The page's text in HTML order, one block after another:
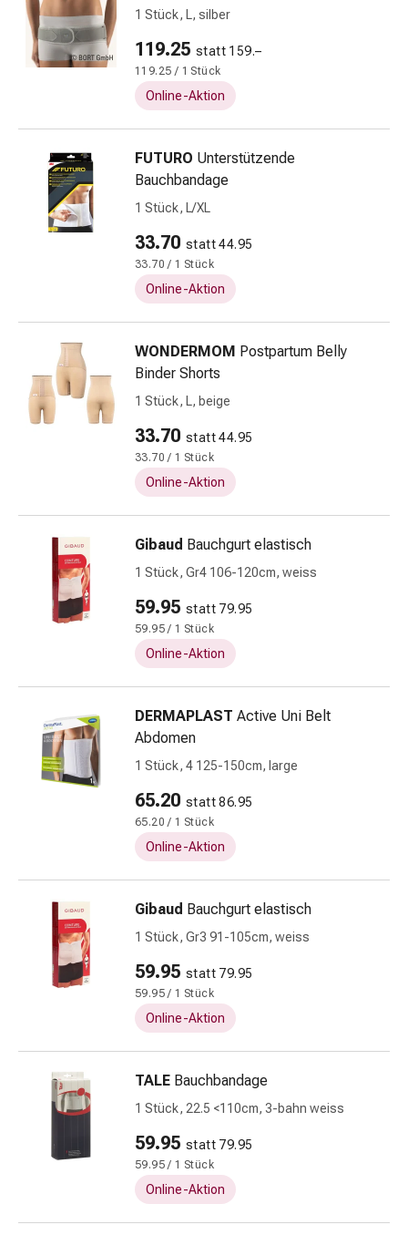
Nieren-
und
Blasenbeschwerden
Schmerzen
Migräne
Schmerzmittel
Gelenkschmerzen
Schmerztherapie
Stress
Schlaf
Beruhigungsmittel
Stimmungsschwankungen
Schlafstörungen
Schnarchen
Atemwege
Nasenmittel
Atemwegsbeschwerden
Infektion
Windpocken
Stoffwechsel
Osteoporose
&
Mücken-
Zeckenschutz
Wurmmittel
Zeckenpinzette
Rezeptpflichtige
Medikamente
Rezeptpflichtige
Medikamente
Intimbeschwerden
Menstruation
Wechseljahre
Vaginalgesundheit
Mineralstoffe
Vitamine
Kombinationspräparat
1 Stück, L, silber
119.25 statt 159.–
119.25 / 1 Stück
Online-Aktion
FUTURO Unterstützende
Bauchbandage
1 Stück, L/XL
33.70 statt 44.95
33.70 / 1 Stück
Online-Aktion
WONDERMOM Postpartum Belly
Binder Shorts
1 Stück, L, beige
33.70 statt 44.95
33.70 / 1 Stück
Online-Aktion
Gibaud Bauchgurt elastisch
1 Stück, Gr4 106-120cm, weiss
59.95 statt 79.95
59.95 / 1 Stück
Online-Aktion
DERMAPLAST Active Uni Belt
Abdomen
1 Stück, 4 125-150cm, large
65.20 statt 86.95
65.20 / 1 Stück
Online-Aktion
Gibaud Bauchgurt elastisch
1 Stück, Gr3 91-105cm, weiss
59.95 statt 79.95
59.95 / 1 Stück
Online-Aktion
TALE Bauchbandage
1 Stück, 22.5 <110cm, 3-bahn weiss
59.95 statt 79.95
59.95 / 1 Stück
Online-Aktion